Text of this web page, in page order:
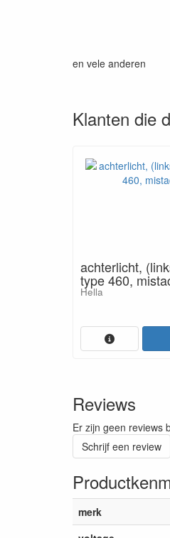
en vele anderen
Klanten die
achterlicht,
type 460,
Hella
Reviews
Er zijn geen reviews
Schrijf een review
merk